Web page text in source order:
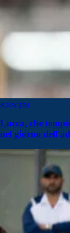
Rassegna
Lucca, che
nel giorno